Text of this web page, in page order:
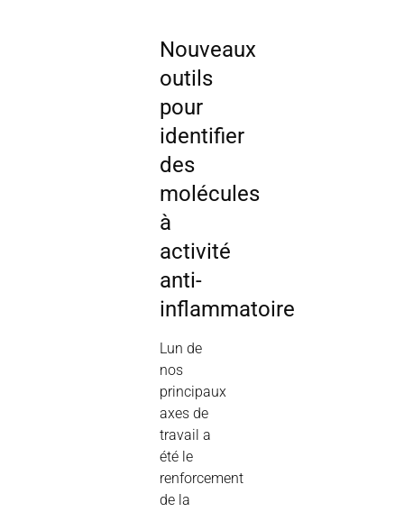
Nouveaux
outils
pour
identifier
des
molécules
à
activité
anti-
inflammatoire
Lun de
nos
principaux
axes de
travail a
été le
renforcement
de la